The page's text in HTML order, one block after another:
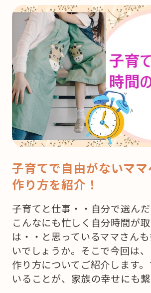
子育てで自由がないマ
作り方を紹介！
子育てと仕事・・自分で選んだ
こんなにも忙しく自分時間が
は・・と思っているママさん
いでしょうか。そこで今回は
作り方についてご紹介します
いることが、家族の幸せにも繋